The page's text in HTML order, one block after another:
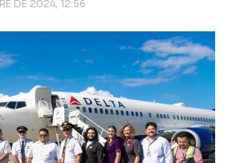
DE 2024, 12:56